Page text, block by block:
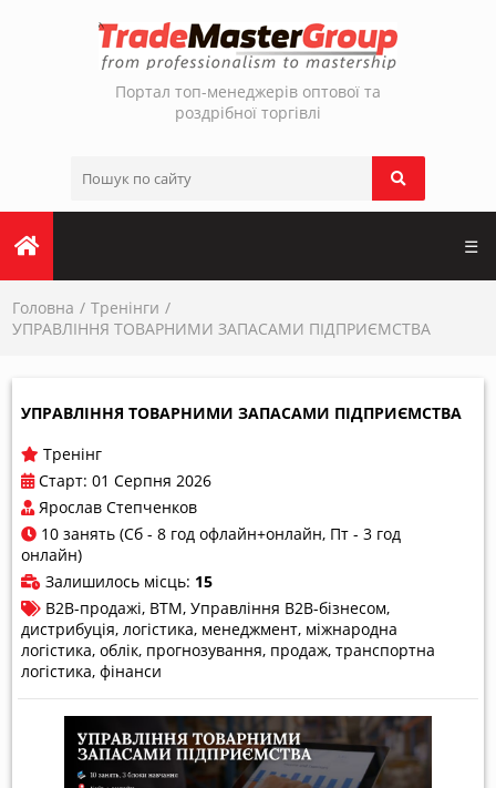
Портал топ-менеджерів оптової та
роздрібної торгівлі
☰
Головна
Тренінги
УПРАВЛІННЯ ТОВАРНИМИ ЗАПАСАМИ ПІДПРИЄМСТВА
УПРАВЛІННЯ ТОВАРНИМИ ЗАПАСАМИ ПІДПРИЄМСТВА
Тренінг
Старт: 01 Серпня 2026
Ярослав Степченков
10 занять (Сб - 8 год офлайн+онлайн, Пт - 3 год
онлайн)
Залишилось місць: 15
B2B-продажі ВТМ Управління B2B-бізнесом
дистрибуція логістика менеджмент міжнародна
логістика облік прогнозування продаж транспортна
логістика фінанси